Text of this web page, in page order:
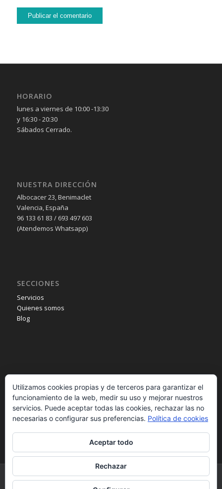
HORARIO
lunes a viernes de 10:00 -13:30
y 16:30 - 20:30
Sábados Cerrado.
NUESTRA DIRECCIÓN
Albocacer 23, Benimaclet
Valencia, España
96 133 61 83 / 693 497 603
(Atendemos Whatsapp)
SECCIONES
Servicios
Quienes somos
Blog
Aviso legal
Política de privacidad
Política de cookies
© Copyright - Pilarrico. - Desarrollado porB2B activa
Utilizamos cookies propias y de terceros para garantizar el
funcionamiento de la web, medir su uso y mejorar nuestros
servicios. Puede aceptar todas las cookies, rechazar las no
necesarias o configurar sus preferencias. Política de cookies
Aceptar todo
Rechazar